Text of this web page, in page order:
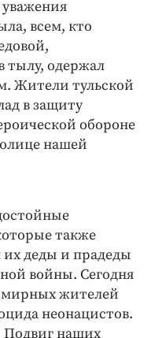
всем, кто
тылу, одержал
Жители тульской
в защиту
обороне
нашей
также
их деды и прадеды
войны. Сегодня
жителей
неонацистов.
Подвиг наших